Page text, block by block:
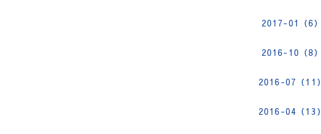
2017-01（6）
2016-10（8）
2016-07（11）
2016-04（13）